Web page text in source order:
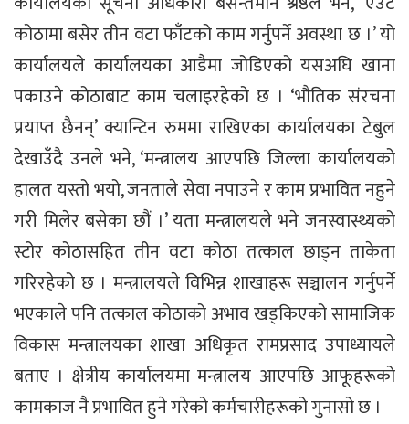
कोठामा बसेर तीन वटा फाँटको काम गर्नुपर्ने अवस्था छ ।’ यो
कार्यालयले कार्यालयका आडैमा जोडिएको यसअघि खाना
पकाउने कोठाबाट काम चलाइरहेको छ । ‘भौतिक संरचना
प्रयाप्त छैनन्’ क्यान्टिन रुममा राखिएका कार्यालयका टेबुल
देखाउँदै उनले भने, ‘मन्त्रालय आएपछि जिल्ला कार्यालयको
हालत यस्तो भयो, जनताले सेवा नपाउने र काम प्रभावित नहुने
गरी मिलेर बसेका छौं ।’ यता मन्त्रालयले भने जनस्वास्थ्यको
स्टोर कोठासहित तीन वटा कोठा तत्काल छाड्न ताकेता
गरिरहेको छ । मन्त्रालयले विभिन्न शाखाहरू सञ्चालन गर्नुपर्ने
भएकाले पनि तत्काल कोठाको अभाव खड्किएको सामाजिक
विकास मन्त्रालयका शाखा अधिकृत रामप्रसाद उपाध्यायले
बताए । क्षेत्रीय कार्यालयमा मन्त्रालय आएपछि आफूहरूको
कामकाज नै प्रभावित हुने गरेको कर्मचारीहरूको गुनासो छ ।